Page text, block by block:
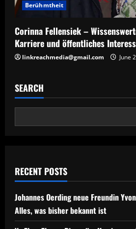
Berühmtheit
Corinna Fellensiek –
Karriere und öffentliches
linkreachmedia@gmail.com June
SEARCH
RECENT POSTS
Johannes Oerding neue Freundin
Alles, was bisher bekannt ist